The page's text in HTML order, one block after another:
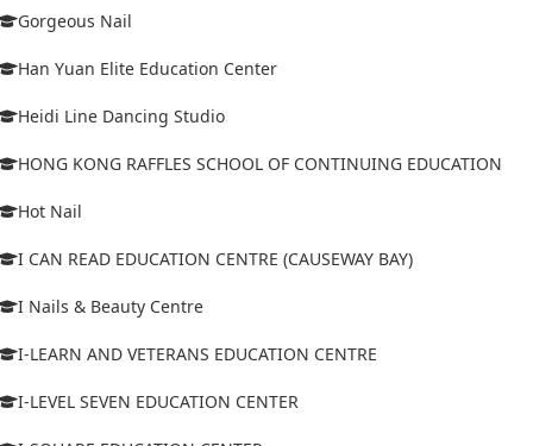
Gorgeous Nail
Han Yuan Elite Education Center
Heidi Line Dancing Studio
HONG KONG RAFFLES SCHOOL OF CONTINUING EDUCATION
Hot Nail
I CAN READ EDUCATION CENTRE (CAUSEWAY BAY)
I Nails & Beauty Centre
I-LEARN AND VETERANS EDUCATION CENTRE
I-LEVEL SEVEN EDUCATION CENTER